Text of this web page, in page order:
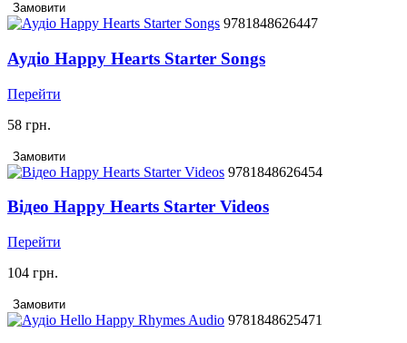
Замовити
9781848626447
Аудіо Happy Hearts Starter Songs
Перейти
58 грн.
Замовити
9781848626454
Відео Happy Hearts Starter Videos
Перейти
104 грн.
Замовити
9781848625471